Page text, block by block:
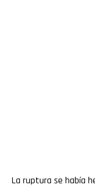
La ruptura se había